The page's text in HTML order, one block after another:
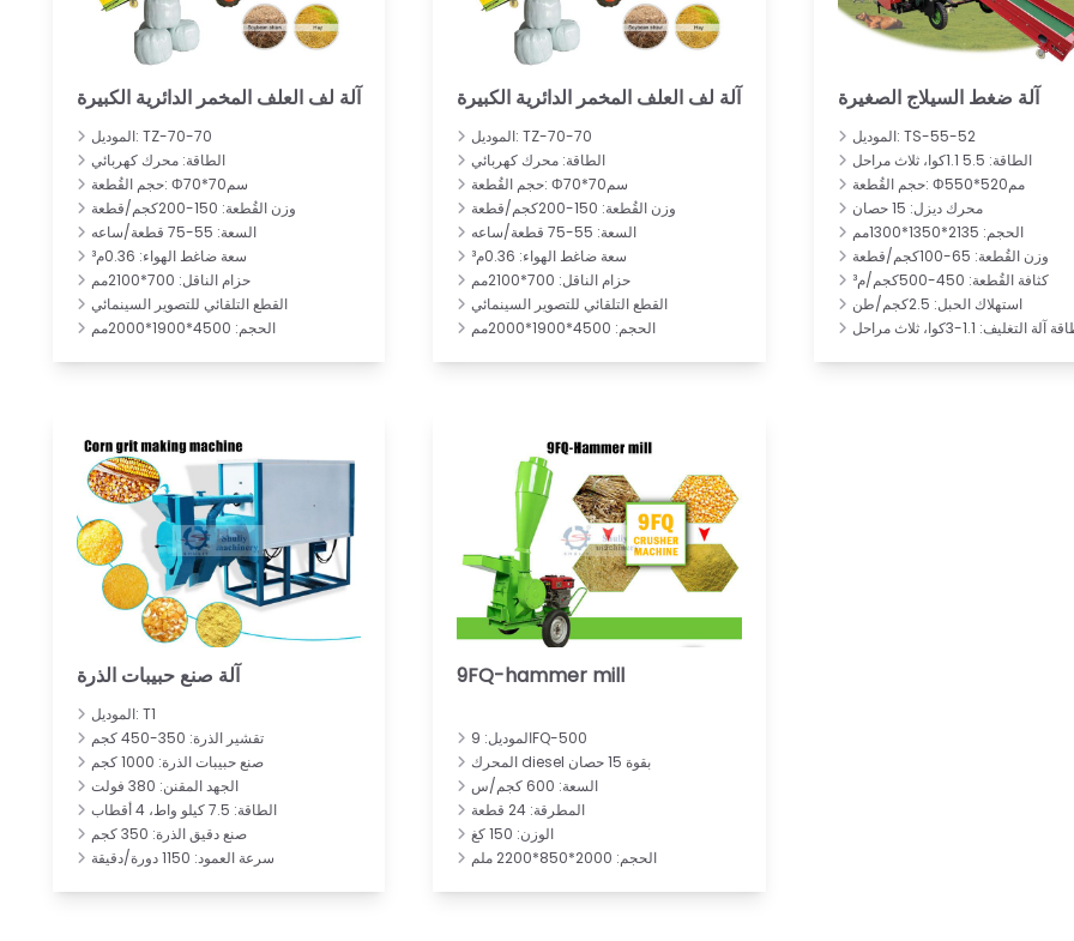
آلة لف العلف المخمر الدائرية الكبيرة
الموديل: TZ-70-70
الطاقة: محرك كهربائي
حجم القُطعة: Φ70*70سم
وزن القُطعة: 150-200كجم/قطعة
السعة: 55-75 قطعة/ساعه
سعة ضاغط الهواء: 0.36م³
حزام الناقل: 700*2100مم
القطع التلقائي للتصوير السينمائي
الحجم: 4500*1900*2000مم
آلة لف العلف المخمر الدائرية الكبيرة
الموديل: TZ-70-70
الطاقة: محرك كهربائي
حجم القُطعة: Φ70*70سم
وزن القُطعة: 150-200كجم/قطعة
السعة: 55-75 قطعة/ساعه
سعة ضاغط الهواء: 0.36م³
حزام الناقل: 700*2100مم
القطع التلقائي للتصوير السينمائي
الحجم: 4500*1900*2000مم
آلة ضغط السيلاج الصغيرة
الموديل: TS-55-52
الطاقة: 5.5 1.1كوا، ثلاث مراحل
حجم القُطعة: Φ550*520مم
محرك ديزل: 15 حصان
الحجم: 2135*1350*1300مم
وزن القُطعة: 65-100كجم/قطعة
كثافة القُطعة: 450-500كجم/م³
استهلاك الحبل: 2.5كجم/طن
آلة التغليف: 1.1-3كوا، ثلاث مراحل
آلة صنع حبيبات الذرة
الموديل: T1
تقشير الذرة: 350-450 كجم
صنع حبيبات الذرة: 1000 كجم
الجهد المقنن: 380 فولت
الطاقة: 7.5 كيلو واط، 4 أقطاب
صنع دقيق الذرة: 350 كجم
سرعة العمود: 1150 دورة/دقيقة
9FQ-hammer mill
الموديل: 9FQ-500
المحرك diesel بقوة 15 حصان
السعة: 600 كجم/س
المطرقة: 24 قطعة
الوزن: 150 كغ
الحجم: 2000*850*2200 ملم